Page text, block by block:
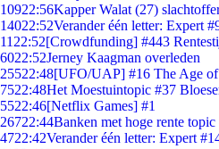
10922:56Kapper Walat (27)
14022:52Verander één letter: Expert
11 22:52[Crowdfunding] #443
6022:52Jerney Kaagman overleden
25522:48[UFO/UAP] #16 The Age
7522:48Het Moestuintopic #37
5522:46[Netflix Games] #1
26722:44Banken met hoge rente
4722:42Verander één letter: Expert